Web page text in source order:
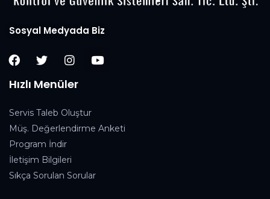
Sosyal Medyada Biz
Hızlı Menüler
Servis Taleb Oluştur
Müş. Değerlendirme Anketi
Program İndir
İletişim Bilgileri
Sıkça Sorulan Sorular